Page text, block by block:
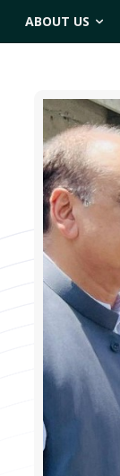
ABOUT US